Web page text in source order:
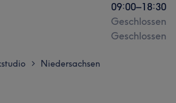
09:00–18:30
Geschlossen
Geschlossen
> Niedersachsen